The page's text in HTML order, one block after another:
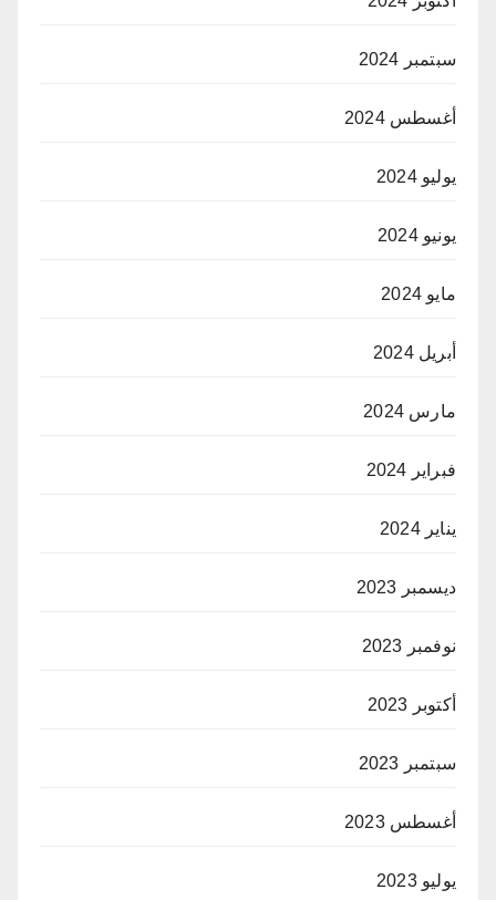
سبتمبر 2024
أغسطس 2024
يوليو 2024
يونيو 2024
مايو 2024
أبريل 2024
مارس 2024
فبراير 2024
يناير 2024
ديسمبر 2023
نوفمبر 2023
أكتوبر 2023
سبتمبر 2023
أغسطس 2023
يوليو 2023